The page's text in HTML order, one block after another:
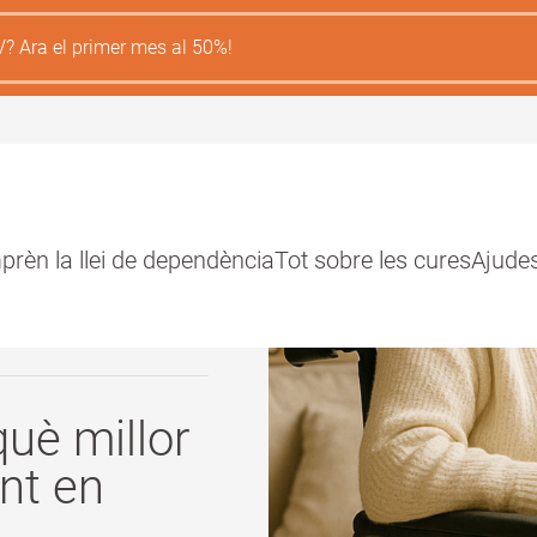
Ara el primer mes al 50%!
la llei de dependènciaTot sobre les cures
millor
en